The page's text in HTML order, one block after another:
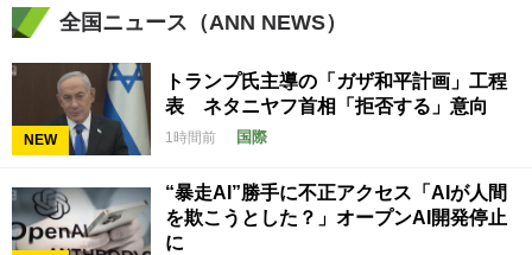
全国ニュース（ANN NEWS）
NEW
トランプ氏主導の「ガザ和平計画」工程
表 ネタニヤフ首相「拒否する」意向
1時間前 国際
“暴走AI”勝手に不正アクセス「AIが人間
を欺こうとした？」オープンAI開発停止
に